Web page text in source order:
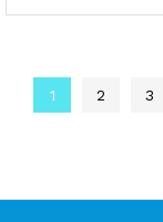
1 2 3